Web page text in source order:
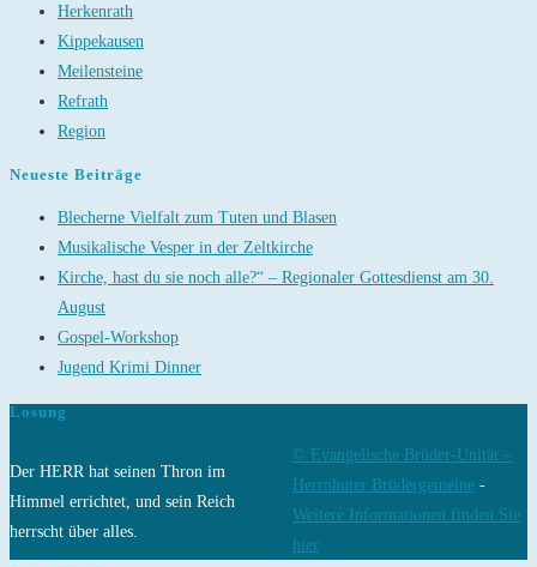
Herkenrath
Kippekausen
Meilensteine
Refrath
Region
Neueste Beiträge
Blecherne Vielfalt zum Tuten und Blasen
Musikalische Vesper in der Zeltkirche
Kirche, hast du sie noch alle?“ – Regionaler Gottesdienst am 30.
August
Gospel-Workshop
Jugend Krimi Dinner
Losung
Der HERR hat seinen Thron im
Himmel errichtet, und sein Reich
herrscht über alles.
© Evangelische Brüder-Unität –
Herrnhuter Brüdergemeine -
Weitere Informationen finden Sie
hier